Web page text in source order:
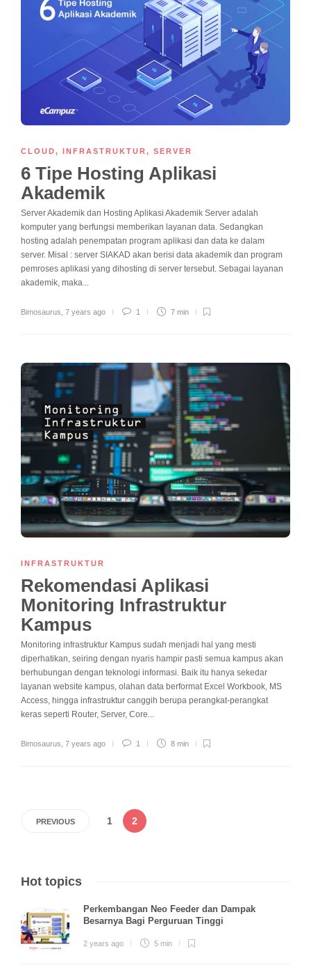
CLOUD, INFRASTRUKTUR, SERVER
6 Tipe Hosting Aplikasi
Akademik
Server Akademik dan Hosting Aplikasi Akademik Server adalah
komputer yang berfungsi memberikan layanan data. Sedangkan
hosting adalah penempatan program aplikasi dan data ke dalam
server. Misal : server SIAKAD akan berisi data akademik dan program
pemroses aplikasi yang dihosting di server tersebut. Sebagai layanan
akademik, maka...
Bimosaurus 7 years ago 1 7 min
INFRASTRUKTUR
Rekomendasi Aplikasi
Monitoring Infrastruktur
Kampus
Monitoring infrastruktur Kampus sudah menjadi hal yang mesti
diperhatikan, seiring dengan nyaris hampir pasti semua kampus akan
berhubungan dengan teknologi informasi. Baik itu hanya sekedar
layanan website kampus, olahan data berformat Excel Workbook, MS
Access, hingga infrastruktur canggih berupa perangkat-perangkat
keras seperti Router, Server, Core...
Bimosaurus 7 years ago 1 8 min
PREVIOUS 1 2
Hot topics
Perkembangan Neo Feeder dan Dampak
Besarnya Bagi Perguruan Tinggi
2 years ago 5 min